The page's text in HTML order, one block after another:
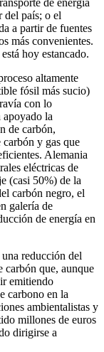
de energía
del país; o el
a partir de fuentes
más convenientes.
hoy estancado.
altamente
fósil más sucio)
con lo
la
de carbón,
carbón y gas que
Alemania
eléctricas de
(casi 50%) de la
carbón negro, el
galería de
de energía en
reducción del
carbón que, aunque
emitiendo
carbono en la
ambientalistas y
millones de euros
dirigirse a